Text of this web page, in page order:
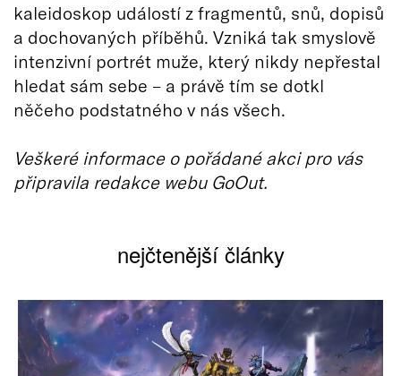
kaleidoskop událostí z fragmentů, snů, dopisů
a dochovaných příběhů. Vzniká tak smyslově
intenzivní portrét muže, který nikdy nepřestal
hledat sám sebe – a právě tím se dotkl
něčeho podstatného v nás všech.
Veškeré informace o pořádané akci pro vás
připravila redakce webu GoOut.
nejčtenější články